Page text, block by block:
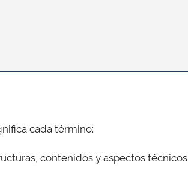
cada término:
contenidos y aspectos técnicos